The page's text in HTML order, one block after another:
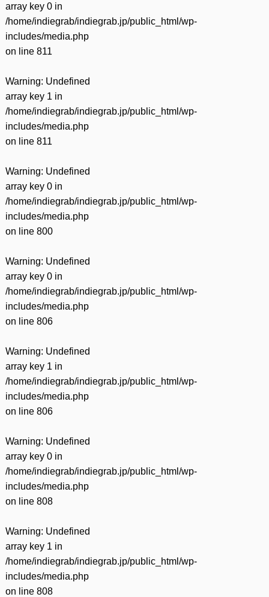
array key 0 in
/home/indiegrab/indiegrab.jp/public_html/wp-
includes/media.php
on line 811
Warning: Undefined
array key 1 in
/home/indiegrab/indiegrab.jp/public_html/wp-
includes/media.php
on line 811
Warning: Undefined
array key 0 in
/home/indiegrab/indiegrab.jp/public_html/wp-
includes/media.php
on line 800
Warning: Undefined
array key 0 in
/home/indiegrab/indiegrab.jp/public_html/wp-
includes/media.php
on line 806
Warning: Undefined
array key 1 in
/home/indiegrab/indiegrab.jp/public_html/wp-
includes/media.php
on line 806
Warning: Undefined
array key 0 in
/home/indiegrab/indiegrab.jp/public_html/wp-
includes/media.php
on line 808
Warning: Undefined
array key 1 in
/home/indiegrab/indiegrab.jp/public_html/wp-
includes/media.php
on line 808